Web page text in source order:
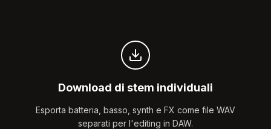
Download di stem individuali
Esporta batteria, basso, synth e FX come file WAV
separati per l'editing in DAW.